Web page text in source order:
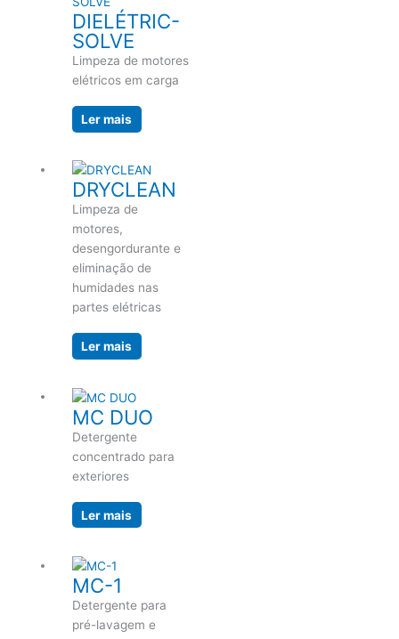
DIELÉTRIC-
SOLVE
Limpeza de motores
elétricos em carga
Ler mais
DRYCLEAN
Limpeza de
motores,
desengordurante e
eliminação de
humidades nas
partes elétricas
Ler mais
MC DUO
Detergente
concentrado para
exteriores
Ler mais
MC-1
Detergente para
pré-lavagem e